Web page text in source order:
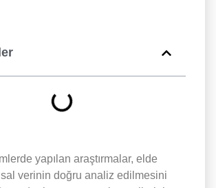
yapılan araştırmalar, elde
verinin doğru analiz edilmesini